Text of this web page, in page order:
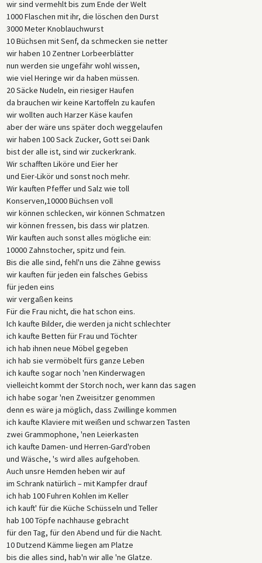
wir sind vermehlt bis zum Ende der Welt
1000 Flaschen mit ihr, die löschen den Durst
3000 Meter Knoblauchwurst
10 Büchsen mit Senf, da schmecken sie netter
wir haben 10 Zentner Lorbeerblätter
nun werden sie ungefähr wohl wissen,
wie viel Heringe wir da haben müssen.
20 Säcke Nudeln, ein riesiger Haufen
da brauchen wir keine Kartoffeln zu kaufen
wir wollten auch Harzer Käse kaufen
aber der wäre uns später doch weggelaufen
wir haben 100 Sack Zucker, Gott sei Dank
bist der alle ist, sind wir zuckerkrank.
Wir schafften Liköre und Eier her
und Eier-Likör und sonst noch mehr.
Wir kauften Pfeffer und Salz wie toll
Konserven,10000 Büchsen voll
wir können schlecken, wir können Schmatzen
wir können fressen, bis dass wir platzen.
Wir kauften auch sonst alles mögliche ein:
10000 Zahnstocher, spitz und fein.
Bis die alle sind, fehl'n uns die Zähne gewiss
wir kauften für jeden ein falsches Gebiss
für jeden eins
wir vergaßen keins
Für die Frau nicht, die hat schon eins.
Ich kaufte Bilder, die werden ja nicht schlechter
ich kaufte Betten für Frau und Töchter
ich hab ihnen neue Möbel gegeben
ich hab sie vermöbelt fürs ganze Leben
ich kaufte sogar noch 'nen Kinderwagen
vielleicht kommt der Storch noch, wer kann das sagen
ich habe sogar 'nen Zweisitzer genommen
denn es wäre ja möglich, dass Zwillinge kommen
ich kaufte Klaviere mit weißen und schwarzen Tasten
zwei Grammophone, 'nen Leierkasten
ich kaufte Damen- und Herren-Gard'roben
und Wäsche, 's wird alles aufgehoben.
Auch unsre Hemden heben wir auf
im Schrank natürlich – mit Kampfer drauf
ich hab 100 Fuhren Kohlen im Keller
ich kauft' für die Küche Schüsseln und Teller
hab 100 Töpfe nachhause gebracht
für den Tag, für den Abend und für die Nacht.
10 Dutzend Kämme liegen am Platze
bis die alles sind, hab'n wir alle 'ne Glatze.